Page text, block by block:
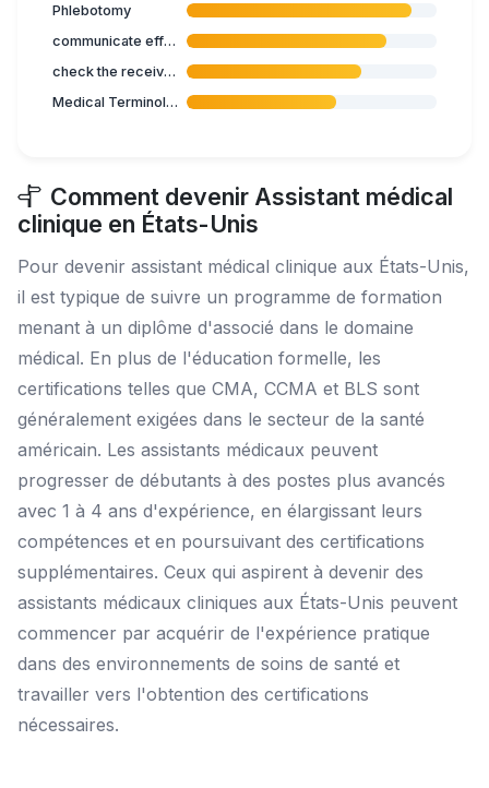
Phlebotomy
communicate effectively in healthcare
check the received biological samples
Medical Terminology
Comment devenir Assistant médical
clinique en États-Unis
Pour devenir assistant médical clinique aux États-Unis,
il est typique de suivre un programme de formation
menant à un diplôme d'associé dans le domaine
médical. En plus de l'éducation formelle, les
certifications telles que CMA, CCMA et BLS sont
généralement exigées dans le secteur de la santé
américain. Les assistants médicaux peuvent
progresser de débutants à des postes plus avancés
avec 1 à 4 ans d'expérience, en élargissant leurs
compétences et en poursuivant des certifications
supplémentaires. Ceux qui aspirent à devenir des
assistants médicaux cliniques aux États-Unis peuvent
commencer par acquérir de l'expérience pratique
dans des environnements de soins de santé et
travailler vers l'obtention des certifications
nécessaires.